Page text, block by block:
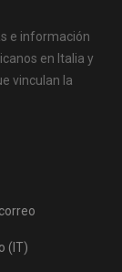
e información
en Italia y
vinculan la
(IT)